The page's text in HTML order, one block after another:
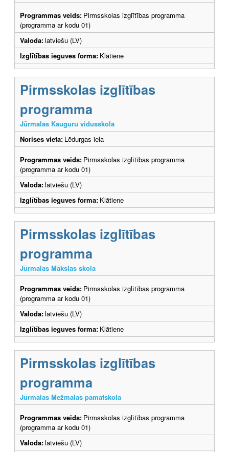
Programmas veids: Pirmsskolas izglītības programma
(programma ar kodu 01)
Valoda:latviešu (LV)
Izglītības ieguves forma: Klātiene
Pirmsskolas izglītības
programma
Jūrmalas Kauguru vidusskola
Norises vieta: Lēdurgas iela
Programmas veids: Pirmsskolas izglītības programma
(programma ar kodu 01)
Valoda:latviešu (LV)
Izglītības ieguves forma: Klātiene
Pirmsskolas izglītības
programma
Jūrmalas Mākslas skola
Programmas veids: Pirmsskolas izglītības programma
(programma ar kodu 01)
Valoda:latviešu (LV)
Izglītības ieguves forma: Klātiene
Pirmsskolas izglītības
programma
Jūrmalas Mežmalas pamatskola
Programmas veids: Pirmsskolas izglītības programma
(programma ar kodu 01)
Valoda:latviešu (LV)